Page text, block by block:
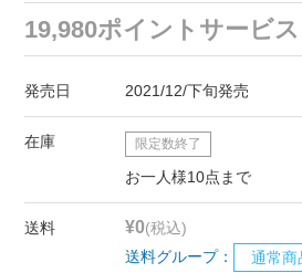
19,980ポイントサービス
発売日 2021/12/下旬発売
在庫 限定数終了
お一人様10点まで
送料 ¥0(税込)
送料グループ：
通常商